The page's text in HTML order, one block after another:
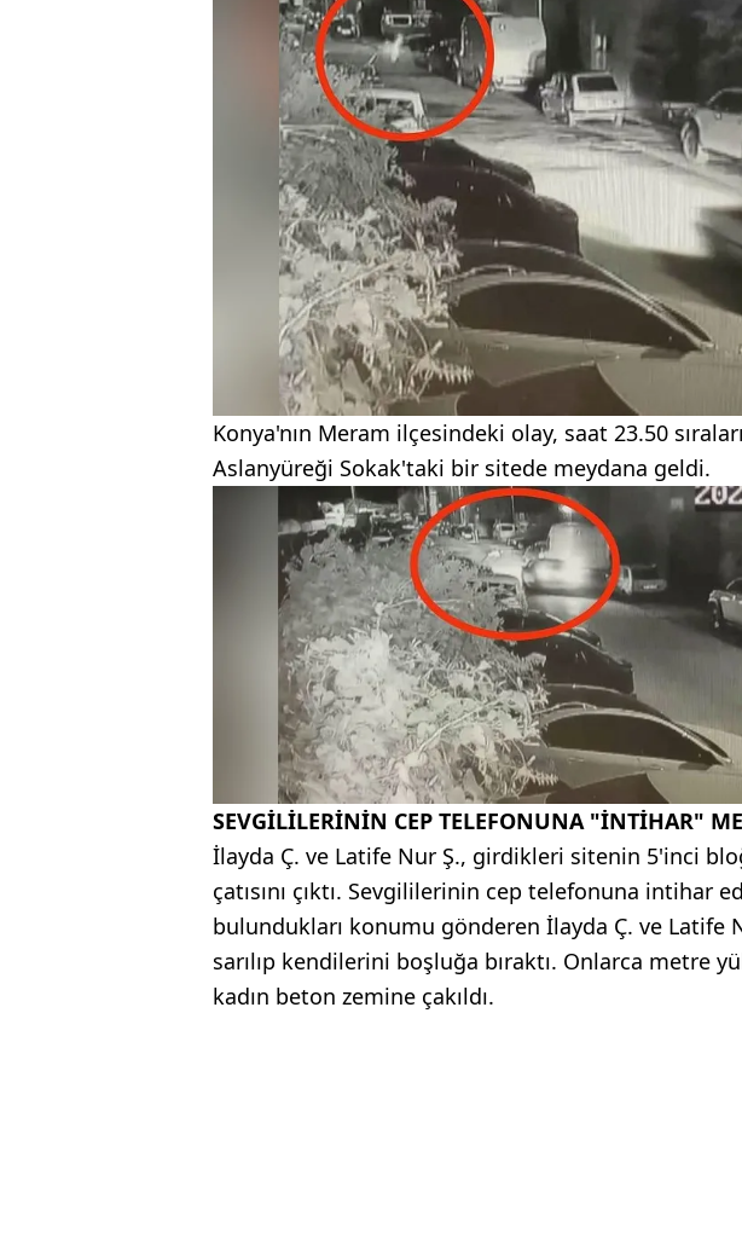
Konya'nın Meram ilçesindeki olay, saat 23.50
Aslanyüreği Sokak'taki bir sitede meydana geldi.
SEVGİLİLERİNİN CEP TELEFONUNA "İNTİHAR"
İlayda Ç. ve Latife Nur Ş., girdikleri sitenin 5'inci
çatısını çıktı. Sevgililerinin cep telefonuna intihar
bulundukları konumu gönderen İlayda Ç. ve Latife
sarılıp kendilerini boşluğa bıraktı. Onlarca metre
kadın beton zemine çakıldı.